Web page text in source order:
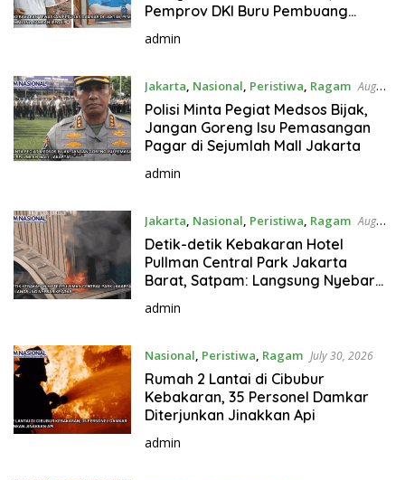
Pemprov DKI Buru Pembuang
admin
Jakarta Nasional Peristiwa Ragam August
2, 2026
Polisi Minta Pegiat Medsos Bijak,
Jangan Goreng Isu Pemasangan
Pagar di Sejumlah Mall Jakarta
admin
Jakarta Nasional Peristiwa Ragam August
1, 2026
Detik-detik Kebakaran Hotel
Pullman Central Park Jakarta
Barat, Satpam: Langsung Nyebar
admin
Nasional Peristiwa Ragam July 30, 2026
Rumah 2 Lantai di Cibubur
Kebakaran, 35 Personel Damkar
Diterjunkan Jinakkan Api
admin